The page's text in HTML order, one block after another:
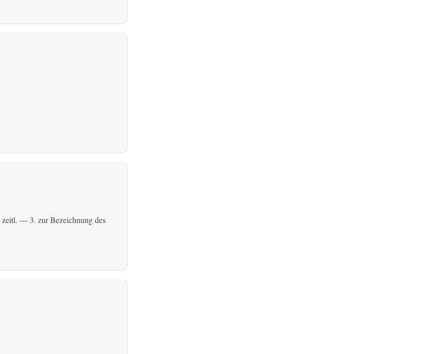
zeitl. — 3. zur Bezeichnung des